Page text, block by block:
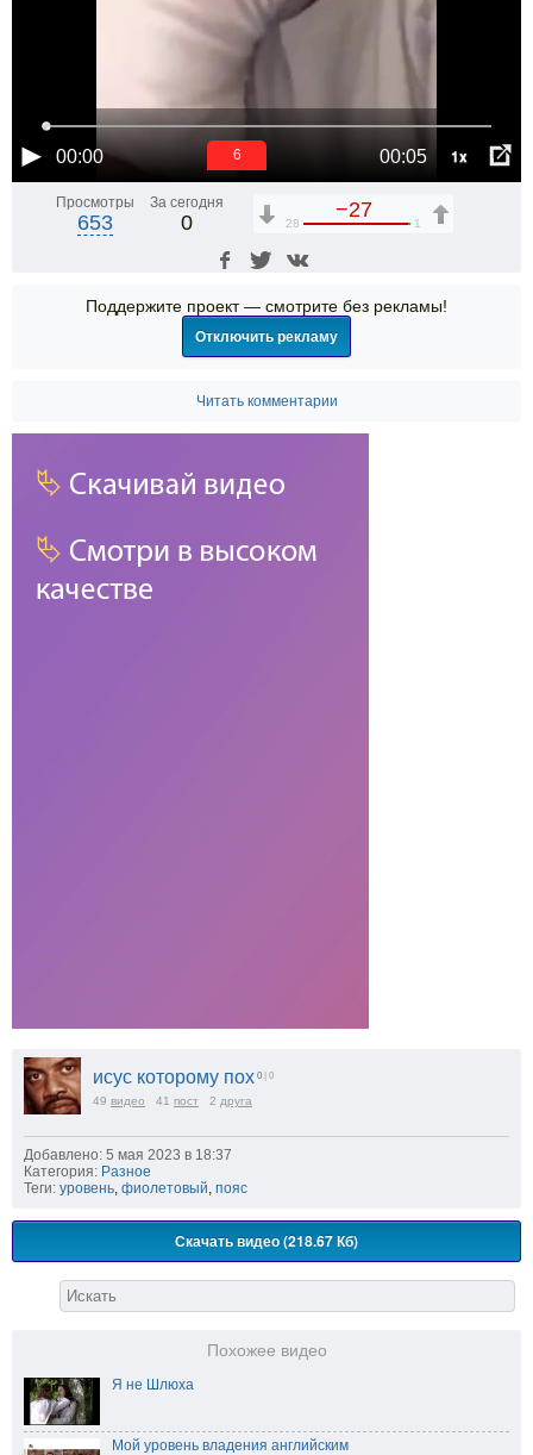
00:00 00:05 1x
6
Просмотры
653
За сегодня
0
−27
28 1
Поддержите проект — смотрите без рекламы!
Отключить рекламу
Читать комментарии
исус которому пох 0 | 0
49 видео 41 пост 2 друга
Добавлено: 5 мая 2023 в 18:37
Категория: Разное
Теги: уровень фиолетовый пояс
Скачать видео (218.67 Кб)
Похожее видео
Я не Шлюха
Мой уровень владения английским